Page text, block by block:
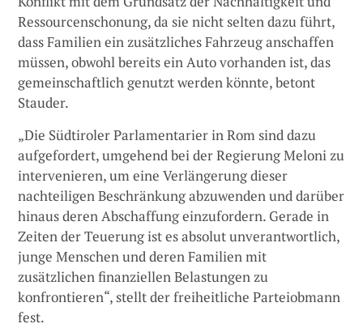
Ressourcenschonung, da sie nicht selten dazu führt,
dass Familien ein zusätzliches Fahrzeug anschaffen
müssen, obwohl bereits ein Auto vorhanden ist, das
gemeinschaftlich genutzt werden könnte, betont
Stauder.
„Die Südtiroler Parlamentarier in Rom sind dazu
aufgefordert, umgehend bei der Regierung Meloni zu
intervenieren, um eine Verlängerung dieser
nachteiligen Beschränkung abzuwenden und darüber
hinaus deren Abschaffung einzufordern. Gerade in
Zeiten der Teuerung ist es absolut unverantwortlich,
junge Menschen und deren Familien mit
zusätzlichen finanziellen Belastungen zu
konfrontieren“, stellt der freiheitliche Parteiobmann
fest.